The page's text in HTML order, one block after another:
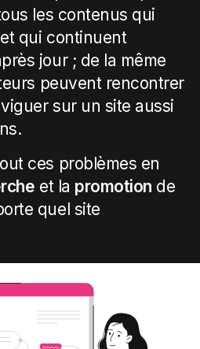
les contenus qui
qui continuent
jour ; de la même
peuvent rencontrer
sur un site aussi
ces problèmes en
et la promotion de
quel site